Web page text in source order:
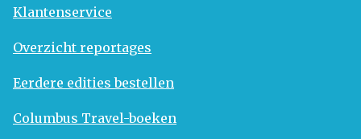
Klantenservice
Overzicht reportages
Eerdere edities bestellen
Columbus Travel-boeken